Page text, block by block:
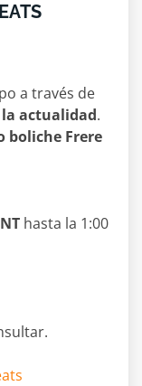
a través de
la actualidad.
boliche Frere
hasta la 1:00